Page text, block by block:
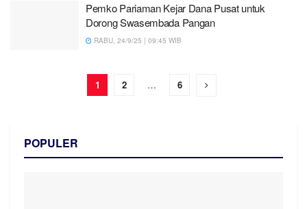
Pemko Pariaman Kejar Dana Pusat untuk
Dorong Swasembada Pangan
RABU, 24/9/25 | 09:45 WIB
1 2 … 6
POPULER